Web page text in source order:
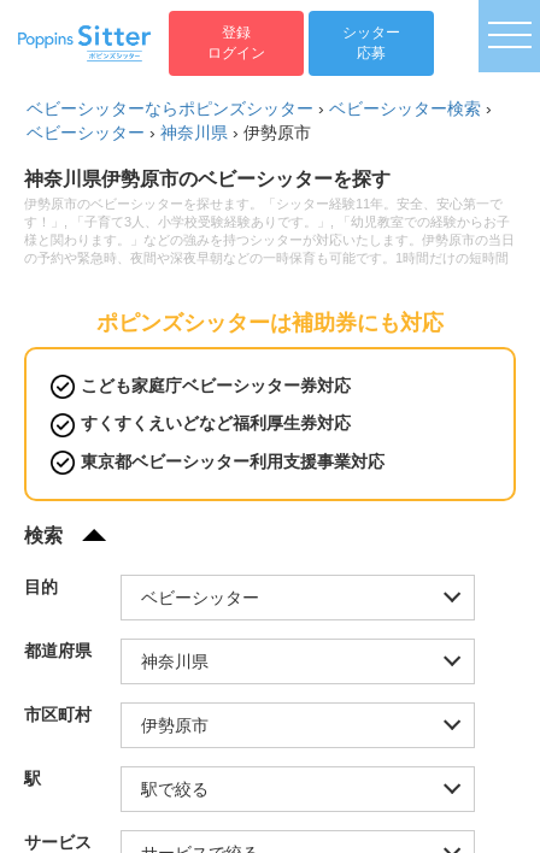
登録
ログイン
シッター
応募
ベビーシッターならポピンズシッター ›ベビーシッター検索 ›
ベビーシッター ›神奈川県 ›伊勢原市
神奈川県伊勢原市のベビーシッターを探す
伊勢原市のベビーシッターを探せます。「シッター経験11年。安全、安心第一で
す！」, 「子育て3人、小学校受験経験ありです。」, 「幼児教室での経験からお子
様と関わります。」などの強みを持つシッターが対応いたします。伊勢原市の当日
の予約や緊急時、夜間や深夜早朝などの一時保育も可能です。1時間だけの短時間
の赤ちゃんから小学生以上のお子様まで幅広い年齢へ対応可能です。土日祝日だけ
ベビーシッターをお願いしたいといったご要望や毎日の利用などの定期利用サービ
スもございます。
ポピンズシッターは補助券にも対応
こども家庭庁ベビーシッター券対応
すくすくえいどなど福利厚生券対応
東京都ベビーシッター利用支援事業対応
検索
目的
都道府県
市区町村
駅
サービス